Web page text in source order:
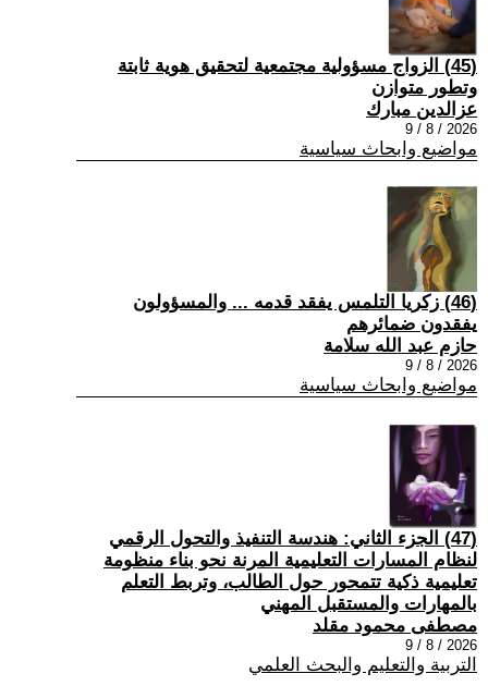
(45) الزواج مسؤولية مجتمعية لتحقيق هوية ثابتة
وتطور متوازن
عزالدين مبارك
2026 / 8 / 9
مواضيع وابحاث سياسية
(46) زكريا التلمس يفقد قدمه ... والمسؤولون
يفقدون ضمائرهم
حازم عبد الله سلامة
2026 / 8 / 9
مواضيع وابحاث سياسية
(47) الجزء الثاني: هندسة التنفيذ والتحول الرقمي
لنظام المسارات التعليمية المرنة نحو بناء منظومة
تعليمية ذكية تتمحور حول الطالب، وتربط التعلم
بالمهارات والمستقبل المهني
مصطفى محمود مقلد
2026 / 8 / 9
التربية والتعليم والبحث العلمي